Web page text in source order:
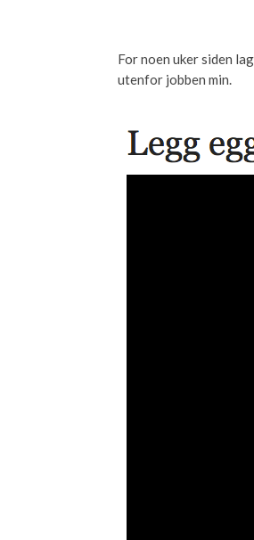
For noen uker siden
utenfor jobben min.